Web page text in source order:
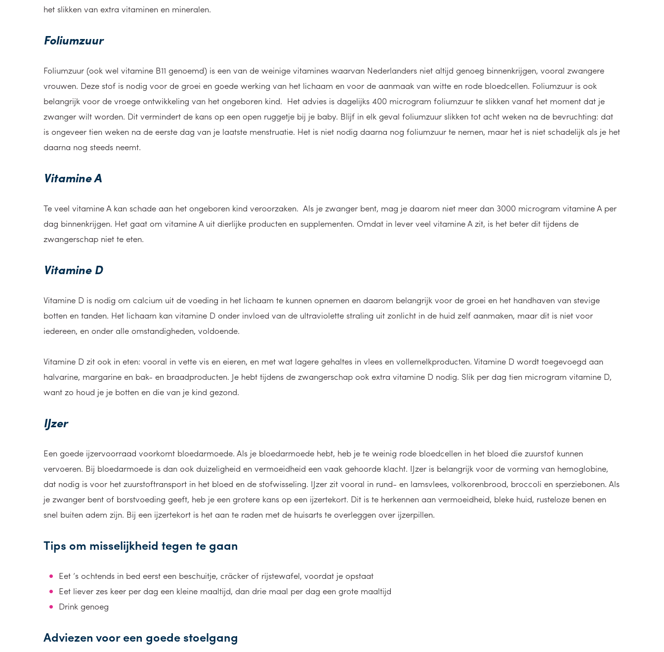
het slikken van extra vitaminen en mineralen.
Foliumzuur
Foliumzuur (ook wel vitamine B11 genoemd) is een van de weinige vitamines waarvan Nederlanders niet altijd genoeg binnenkrijgen, vooral zwangere
vrouwen. Deze stof is nodig voor de groei en goede werking van het lichaam en voor de aanmaak van witte en rode bloedcellen. Foliumzuur is ook
belangrijk voor de vroege ontwikkeling van het ongeboren kind. Het advies is dagelijks 400 microgram foliumzuur te slikken vanaf het moment dat je
zwanger wilt worden. Dit vermindert de kans op een open ruggetje bij je baby. Blijf in elk geval foliumzuur slikken tot acht weken na de bevruchting: dat
is ongeveer tien weken na de eerste dag van je laatste menstruatie. Het is niet nodig daarna nog foliumzuur te nemen, maar het is niet schadelijk als je het
daarna nog steeds neemt.
Vitamine A
Te veel vitamine A kan schade aan het ongeboren kind veroorzaken. Als je zwanger bent, mag je daarom niet meer dan 3000 microgram vitamine A per
dag binnenkrijgen. Het gaat om vitamine A uit dierlijke producten en supplementen. Omdat in lever veel vitamine A zit, is het beter dit tijdens de
zwangerschap niet te eten.
Vitamine D
Vitamine D is nodig om calcium uit de voeding in het lichaam te kunnen opnemen en daarom belangrijk voor de groei en het handhaven van stevige
botten en tanden. Het lichaam kan vitamine D onder invloed van de ultraviolette straling uit zonlicht in de huid zelf aanmaken, maar dit is niet voor
iedereen, en onder alle omstandigheden, voldoende.
Vitamine D zit ook in eten: vooral in vette vis en eieren, en met wat lagere gehaltes in vlees en vollemelkproducten. Vitamine D wordt toegevoegd aan
halvarine, margarine en bak- en braadproducten. Je hebt tijdens de zwangerschap ook extra vitamine D nodig. Slik per dag tien microgram vitamine D,
want zo houd je je botten en die van je kind gezond.
IJzer
Een goede ijzervoorraad voorkomt bloedarmoede. Als je bloedarmoede hebt, heb je te weinig rode bloedcellen in het bloed die zuurstof kunnen
vervoeren. Bij bloedarmoede is dan ook duizeligheid en vermoeidheid een vaak gehoorde klacht. IJzer is belangrijk voor de vorming van hemoglobine,
dat nodig is voor het zuurstoftransport in het bloed en de stofwisseling. IJzer zit vooral in rund- en lamsvlees, volkorenbrood, broccoli en sperziebonen. Als
je zwanger bent of borstvoeding geeft, heb je een grotere kans op een ijzertekort. Dit is te herkennen aan vermoeidheid, bleke huid, rusteloze benen en
snel buiten adem zijn. Bij een ijzertekort is het aan te raden met de huisarts te overleggen over ijzerpillen.
Tips om misselijkheid tegen te gaan
Eet ’s ochtends in bed eerst een beschuitje, cräcker of rijstewafel, voordat je opstaat
Eet liever zes keer per dag een kleine maaltijd, dan drie maal per dag een grote maaltijd
Drink genoeg
Adviezen voor een goede stoelgang